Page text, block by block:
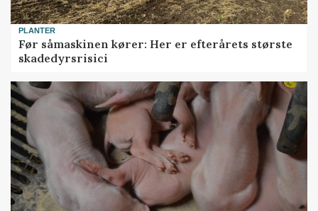
PLANTER
Før såmaskinen kører: Her er efterårets største
skadedyrsrisici